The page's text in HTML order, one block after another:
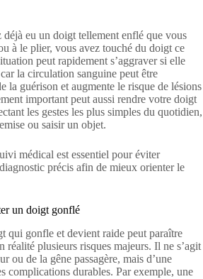
déjà eu un doigt tellement enflé que vous
à le plier, vous avez touché du doigt ce
peut rapidement s’aggraver si elle
la circulation sanguine peut être
la guérison et augmente le risque de lésions
important peut aussi rendre votre doigt
les gestes les plus simples du quotidien,
ou saisir un objet.
médical est essentiel pour éviter
précis afin de mieux orienter le
un doigt gonflé
qui gonfle et devient raide peut paraître
réalité plusieurs risques majeurs. Il ne s’agit
ou de la gêne passagère, mais d’une
complications durables. Par exemple, une